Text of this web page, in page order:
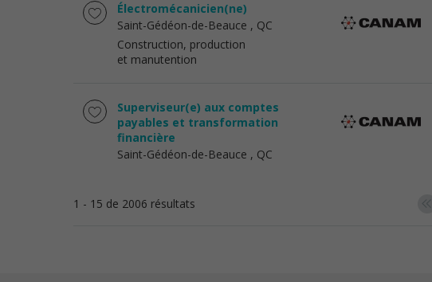
Électromécanicien(ne)
Saint-Gédéon-de-Beauce , QC
Construction, production
et manutention
Superviseur(e) aux comptes
payables et transformation
financière
Saint-Gédéon-de-Beauce , QC
1 - 15 de 2006 résultats